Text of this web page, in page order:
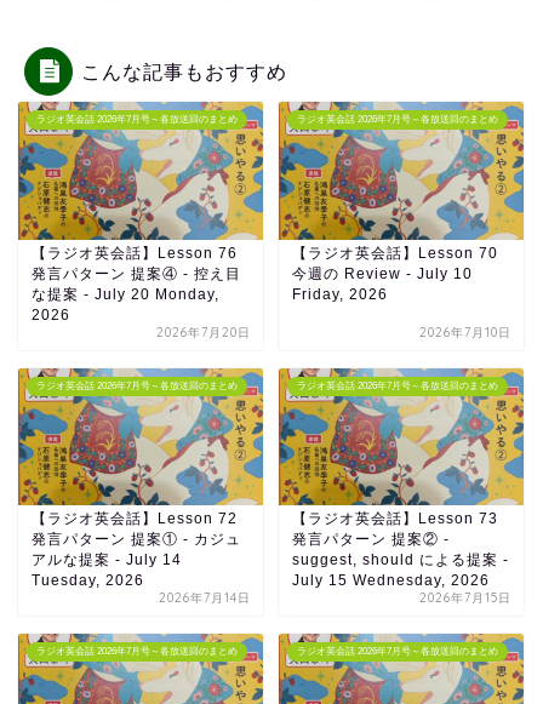
こんな記事もおすすめ
ラジオ英会話 2026年7月号～各放送回のまとめ
【ラジオ英会話】Lesson 76
発言パターン 提案④ - 控え目
な提案 - July 20 Monday,
2026
2026年7月20日
ラジオ英会話 2026年7月号～各放送回のまとめ
【ラジオ英会話】Lesson 70
今週の Review - July 10
Friday, 2026
2026年7月10日
ラジオ英会話 2026年7月号～各放送回のまとめ
【ラジオ英会話】Lesson 72
発言パターン 提案① - カジュ
アルな提案 - July 14
Tuesday, 2026
2026年7月14日
ラジオ英会話 2026年7月号～各放送回のまとめ
【ラジオ英会話】Lesson 73
発言パターン 提案② -
suggest, should による提案 -
July 15 Wednesday, 2026
2026年7月15日
ラジオ英会話 2026年7月号～各放送回のまとめ ラジオ英会話 2026年7月号～各放送回のまとめ